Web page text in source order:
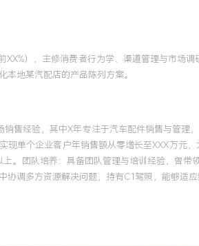
XX%），主修消费者行为学、渠道管理与市场
本地某汽配店的产品陈列方案。
销售经验，其中X年专注于汽车配件销售与管
现单个企业客户年销售额从零增长至XXX万元
上。团队培养：具备团队管理与培训经验，曾
协调多方资源解决问题，持有C1驾照，能够适